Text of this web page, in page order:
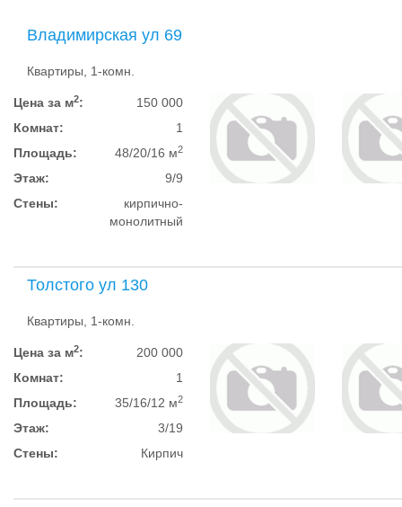
Владимирская ул 69
Квартиры, 1-комн.
Цена за м2:
150 000
Комнат:
1
Площадь:
48/20/16 м2
Этаж:
9/9
Стены:
кирпично-
монолитный
Толстого ул 130
Квартиры, 1-комн.
Цена за м2:
200 000
Комнат:
1
Площадь:
35/16/12 м2
Этаж:
3/19
Стены:
Кирпич